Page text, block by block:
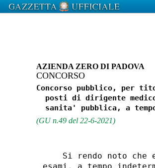
AZIENDA ZERO DI PADOVA
CONCORSO
Concorso pubblico, per
posti di dirigente
(GU n.49 del 22-6-2021)
Si rendo noto che